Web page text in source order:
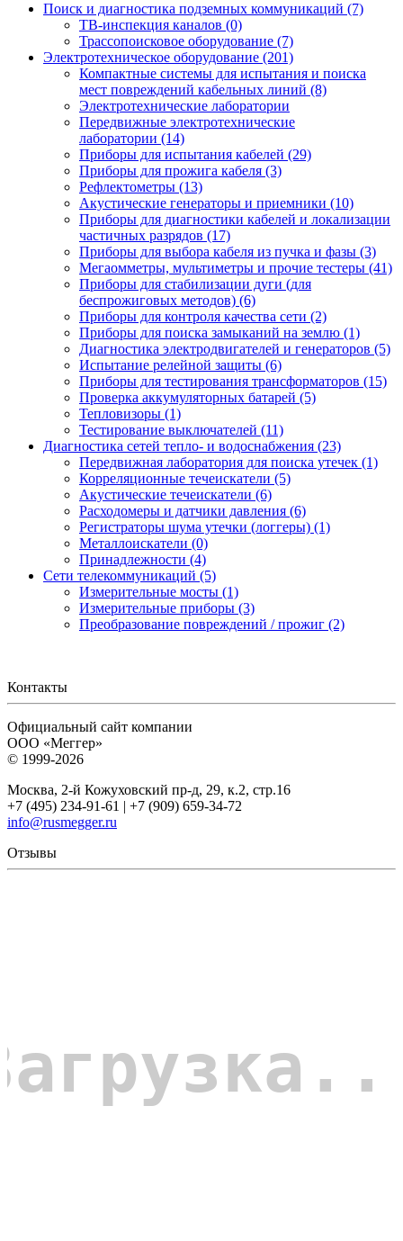
Поиск и диагностика подземных коммуникаций (7)
ТВ-инспекция каналов (0)
Трассопоисковое оборудование (7)
Электротехническое оборудование (201)
Компактные системы для испытания и поиска
мест повреждений кабельных линий (8)
Электротехнические лаборатории
Передвижные электротехнические
лаборатории (14)
Приборы для испытания кабелей (29)
Приборы для прожига кабеля (3)
Рефлектометры (13)
Акустические генераторы и приемники (10)
Приборы для диагностики кабелей и локализации
частичных разрядов (17)
Приборы для выбора кабеля из пучка и фазы (3)
Мегаомметры, мультиметры и прочие тестеры (41)
Приборы для стабилизации дуги (для
беспрожиговых методов) (6)
Приборы для контроля качества сети (2)
Приборы для поиска замыканий на землю (1)
Диагностика электродвигателей и генераторов (5)
Испытание релейной защиты (6)
Приборы для тестирования трансформаторов (15)
Проверка аккумуляторных батарей (5)
Тепловизоры (1)
Тестирование выключателей (11)
Диагностика сетей тепло- и водоснабжения (23)
Передвижная лаборатория для поиска утечек (1)
Корреляционные течеискатели (5)
Акустические течеискатели (6)
Расходомеры и датчики давления (6)
Регистраторы шума утечки (логгеры) (1)
Металлоискатели (0)
Принадлежности (4)
Сети телекоммуникаций (5)
Измерительные мосты (1)
Измерительные приборы (3)
Преобразование повреждений / прожиг (2)
Контакты
Официальный сайт компании
ООО «Меггер»
© 1999-2026
Москва, 2-й Кожуховский пр-д, 29, к.2, стр.16
+7 (495) 234-91-61 | +7 (909) 659-34-72
info@rusmegger.ru
Отзывы